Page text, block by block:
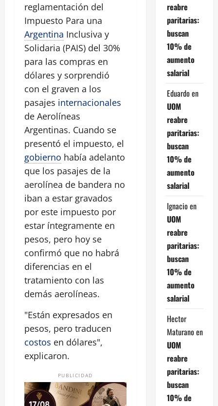
reglamentación del
Impuesto Para una
Argentina Inclusiva y
Solidaria (PAIS) del 30%
para las compras en
dólares y sorprendió
con el graven a los
pasajes internacionales
de Aerolíneas
Argentinas. Cuando se
presentó el impuesto, el
gobierno había adelanto
que los pasajes de la
aerolínea de bandera no
iban a estar gravados
por este impuesto por
estar íntegramente en
pesos, pero hoy se
confirmó que no habrá
diferencias en el
tratamiento con las
demás aerolíneas.
"Están expresados en
pesos, pero traducen
costos en dólares",
explicaron.
PUBLICIDAD
reabre
paritarias:
buscan
10% de
aumento
salarial
Eduardo en
UOM
reabre
paritarias:
buscan
10% de
aumento
salarial
Ignacio en
UOM
reabre
paritarias:
buscan
10% de
aumento
salarial
Hector
Maturano en
UOM
reabre
paritarias:
buscan
10% de